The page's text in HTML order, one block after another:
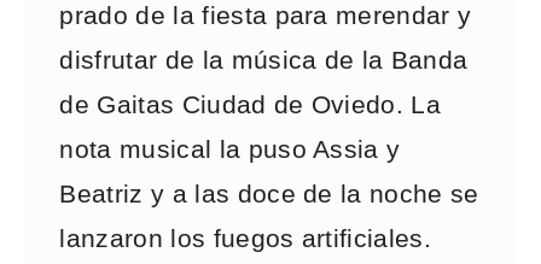
prado de la fiesta para merendar y
disfrutar de la música de la Banda
de Gaitas Ciudad de Oviedo. La
nota musical la puso Assia y
Beatriz y a las doce de la noche se
lanzaron los fuegos artificiales.